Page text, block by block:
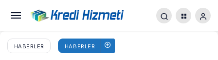
HABERLER HABERLER